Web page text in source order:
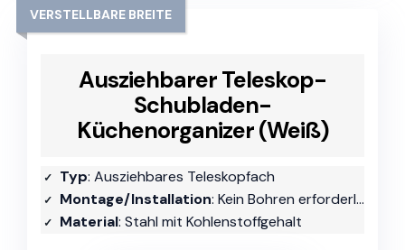
Ausziehbarer Teleskop-
Schubladen-
Küchenorganizer (Weiß)
VERSTELLBARE BREITE
Typ: Ausziehbares Teleskopfach
Montage/Installation: Kein Bohren erforderlich
Material: Stahl mit Kohlenstoffgehalt